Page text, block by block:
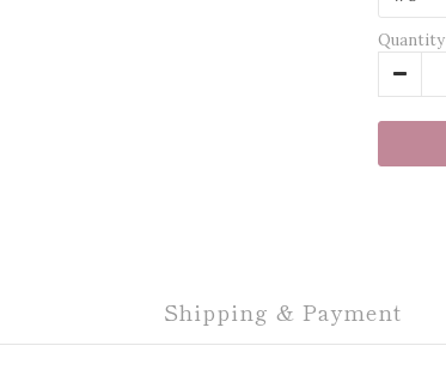
Quantity
Shipping & Payment